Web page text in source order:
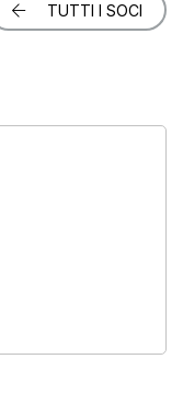
TUTTI I SOCI